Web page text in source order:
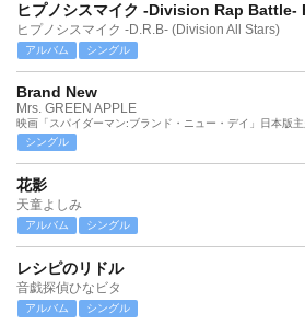
ヒプノシスマイク -Division Rap Battle-
ヒプノシスマイク -D.R.B- (Division All Stars)
アルバム シングル
Brand New
Mrs. GREEN APPLE
映画「スパイダーマン:ブランド・ニュー・デイ」日本版主
シングル
花影
天童よしみ
アルバム シングル
レシピのリドル
音戯探偵ひなビタ
アルバム シングル